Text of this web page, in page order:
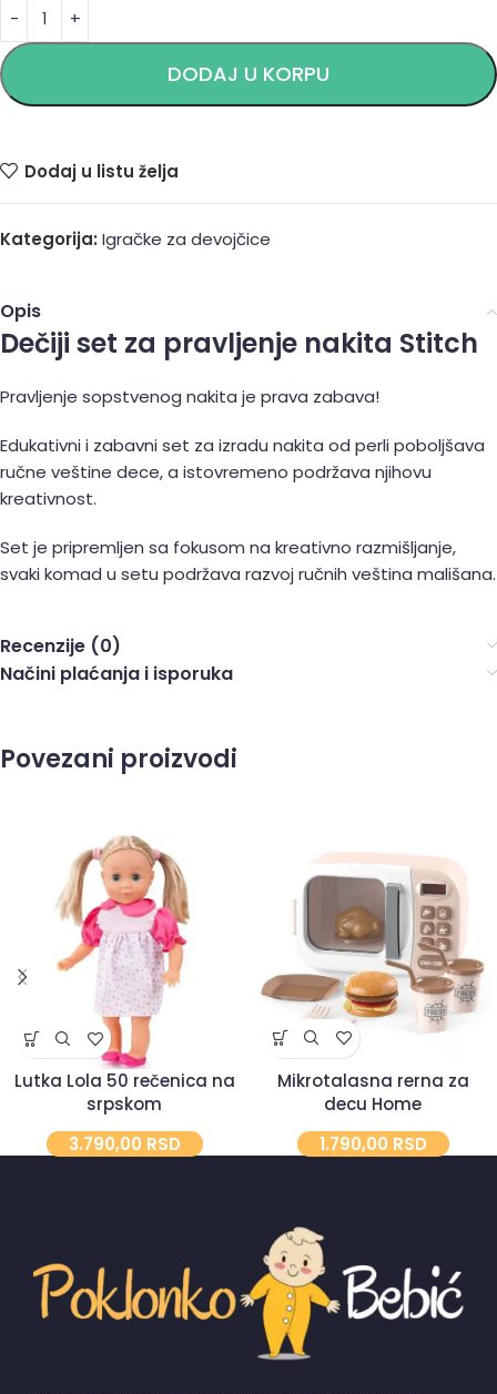
DODAJ U KORPU
Alternative:
Dodaj u listu želja
Kategorija: Igračke za devojčice
Opis
Dečiji set za pravljenje nakita Stitch
Pravljenje sopstvenog nakita je prava zabava!
Edukativni i zabavni set za izradu nakita od perli poboljšava
ručne veštine dece, a istovremeno podržava njihovu
kreativnost.
Set je pripremljen sa fokusom na kreativno razmišljanje,
svaki komad u setu podržava razvoj ručnih veština mališana.
Recenzije (0)
Načini plaćanja i isporuka
Povezani proizvodi
Lutka Lola 50 rečenica na
srpskom
3.790,00 RSD
Mikrotalasna rerna za
decu Home
1.790,00 RSD